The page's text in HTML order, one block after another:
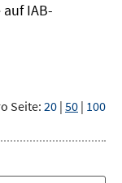
IAB-
Seite:20 | 50 | 100